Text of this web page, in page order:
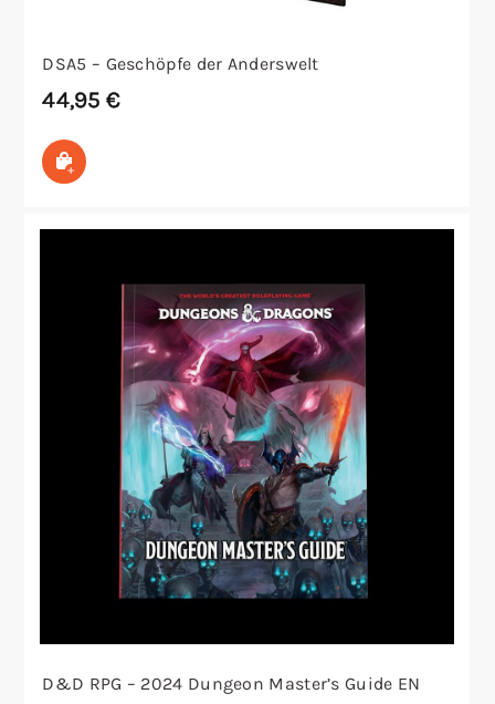
DSA5 – Geschöpfe der Anderswelt
44,95€
In den Warenkorb
D&D RPG – 2024 Dungeon Master’s Guide EN